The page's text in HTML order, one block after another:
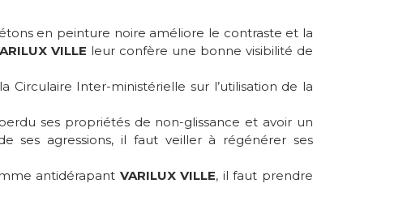
en peinture noire améliore le contraste et la
VILLE leur confère une bonne visibilité de
Inter-ministérielle sur l’utilisation de la
ses propriétés de non-glissance et avoir un
ses agressions, il faut veiller à régénérer ses
antidérapant VARILUX VILLE, il faut prendre